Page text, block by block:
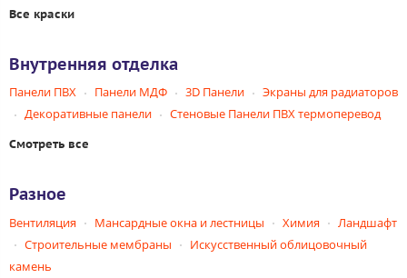
Все краски
Внутренняя отделка
Панели ПВХ Панели МДФ 3D Панели
Экраны для радиаторов
Декоративные панели
Стеновые Панели ПВХ термоперевод
Смотреть все
Разное
Вентиляция Мансардные окна и лестницы Химия
Ландшафт
Строительные мембраны
Искусственный облицовочный
камень